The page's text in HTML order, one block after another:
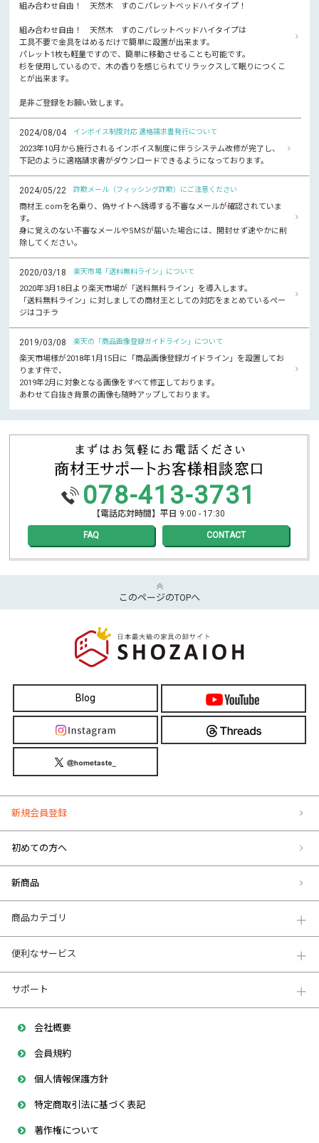
組み合わせ自由！ 天然木 すのこパレットベッドハイタイプ！
組み合わせ自由！ 天然木 すのこパレットベッドハイタイプは
工具不要で金具をはめるだけで簡単に設置が出来ます。
パレット1枚も軽量ですので、簡単に移動させることも可能です。
杉を使用しているので、木の香りを感じられてリラックスして眠りにつくこ
とが出来ます。
是非ご登録をお願い致します。
2024/08/04 インボイス制度対応 適格請求書発行について
2023年10月から施行されるインボイス制度に伴うシステム改修が完了し、
下記のように適格請求書がダウンロードできるようになっております。
2024/05/22 詐欺メール（フィッシング詐欺）にご注意ください
商材王.comを名乗り、偽サイトへ誘導する不審なメールが確認されていま
す。
身に覚えのない不審なメールやSMSが届いた場合には、開封せず速やかに削
除してください。
2020/03/18 楽天市場「送料無料ライン」について
2020年3月18日より楽天市場が「送料無料ライン」を導入します。
「送料無料ライン」に対しましての商材王としての対応をまとめているペー
ジはコチラ
2019/03/08 楽天の「商品画像登録ガイドライン」について
楽天市場様が2018年1月15日に「商品画像登録ガイドライン」を設置してお
ります件で、
2019年2月に対象となる画像をすべて修正しております。
あわせて白抜き背景の画像も随時アップしております。
078-413-3731
【電話応対時間】平日 9:00 - 17:30
FAQ CONTACT
このページのTOPへ
Blog
新規会員登録
初めての方へ
新商品
商品カテゴリ
便利なサービス
サポート
会社概要
会員規約
個人情報保護方針
特定商取引法に基づく表記
著作権について